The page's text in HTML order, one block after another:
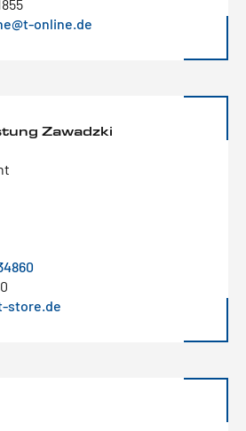
online.de
Zawadzki
store.de